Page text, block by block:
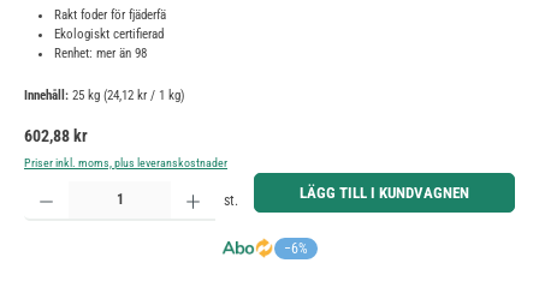
Rakt foder för fjäderfä
Ekologiskt certifierad
Renhet: mer än 98
Innehåll: 25 kg (24,12 kr / 1 kg)
Ordinarie pris:
602,88 kr
Priser inkl. moms, plus leveranskostnader
−6%
Produktkvantitet: Ange önskat belopp eller använd knapparna för att öka eller minska kvantiteten.
st. LÄGG TILL I KUNDVAGNEN